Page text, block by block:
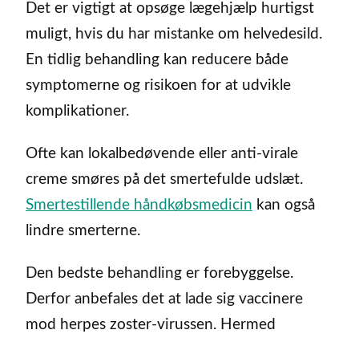
Det er vigtigt at opsøge lægehjælp hurtigst
muligt, hvis du har mistanke om helvedesild.
En tidlig behandling kan reducere både
symptomerne og risikoen for at udvikle
komplikationer.
Ofte kan lokalbedøvende eller anti-virale
creme smøres på det smertefulde udslæt.
Smertestillende håndkøbsmedicin kan også
lindre smerterne.
Den bedste behandling er forebyggelse.
Derfor anbefales det at lade sig vaccinere
mod herpes zoster-virussen. Hermed